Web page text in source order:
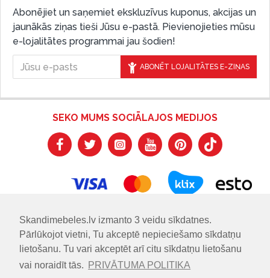
Skandimebeles.lv izmanto 3 veidu sīkdatnes.
Pārlūkojot vietni, Tu akceptē nepieciešamo sīkdatņu
lietošanu. Tu vari akceptēt arī citu sīkdatņu lietošanu
vai noraidīt tās.
PRIVĀTUMA POLITIKA
Abonējiet un saņemiet ekskluzīvus kuponus, akcijas un
jaunākās ziņas tieši Jūsu e-pastā. Pievienojieties mūsu
e-lojalitātes programmai jau šodien!
ABONĒT LOJALITĀTES E-ZIŅAS
SEKO MUMS SOCIĀLAJOS MEDIJOS